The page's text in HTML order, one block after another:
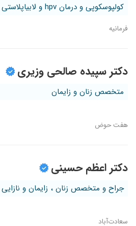
کولپوسکوپی و درمان hpv و لابیاپلاستی
فرمانیه
دکتر سپیده صالحی وزیری
متخصص زنان و زایمان
هفت‌ حوض
دکتر اعظم حسینی
جراح و متخصص زنان ، زایمان و نازایی
سعادت‌آباد